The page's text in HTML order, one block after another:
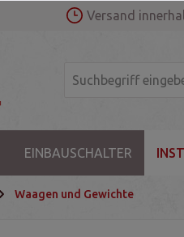
Versand
EINBAUSCHALTER
Waagen und Gewichte